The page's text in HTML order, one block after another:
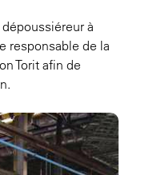
à
responsable de la
Torit afin de